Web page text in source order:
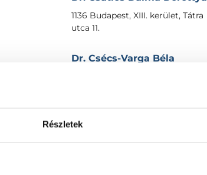
Részletek
1136 Budapest, XIII. kerület, Tátra
utca 11.
Dr. Csécs-Varga Béla
Dr. Cseh Márta Gabriella